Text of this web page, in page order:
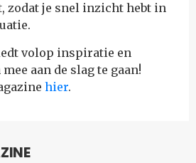
zodat je snel inzicht hebt in
volop inspiratie en
aan de slag te gaan!
hier.